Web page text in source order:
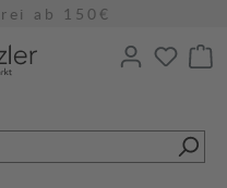
ab 150€